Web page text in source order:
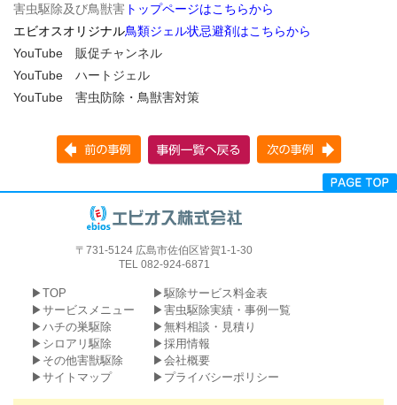
害虫駆除及び鳥獣害 トップページはこちらから
エビオスオリジナル鳥類ジェル状忌避剤はこちらから
YouTube 販促チャンネル
YouTube ハートジェル
YouTube 害虫防除・鳥獣害対策
〒731-5124 広島市佐伯区皆賀1-1-30
TEL 082-924-6871
TOP
サービスメニュー
ハチの巣駆除
シロアリ駆除
その他害獣駆除
サイトマップ
駆除サービス料金表
害虫駆除実績・事例一覧
無料相談・見積り
採用情報
会社概要
プライバシーポリシー